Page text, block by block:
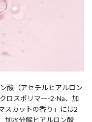
酸（アセチルヒアルロン
ロスポリマー-2-Na、加
スカットの香り」には2
加水分解ヒアルロン酸